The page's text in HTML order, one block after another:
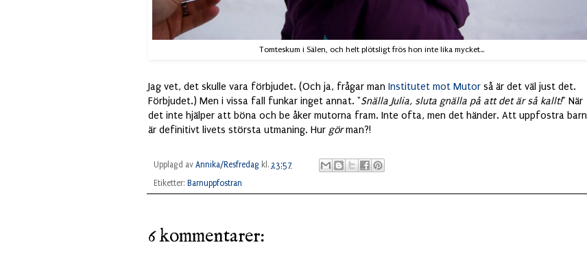
Tomteskum i Sälen, och helt plötsligt frös hon inte lika mycket...
Jag vet, det skulle vara förbjudet. (Och ja, frågar man Institutet mot Mutor så är det väl just det.
Förbjudet.) Men i vissa fall funkar inget annat. "Snälla Julia, sluta gnälla på att det är så kallt!" När
det inte hjälper att böna och be åker mutorna fram. Inte ofta, men det händer. Att uppfostra barn
är definitivt livets största utmaning. Hur görman?!
Upplagd av Annika/Resfredag kl. 23:57
Etiketter: Barnuppfostran
6 kommentarer: